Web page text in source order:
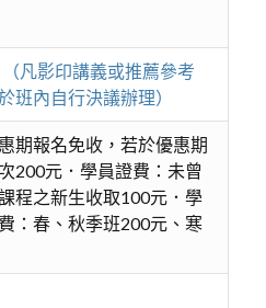
凡影印講義或推薦參考
班內自行決議辦理）
期報名免收，若於優惠期
200元．學員證費：未曾
程之新生收取100元．學
：春、秋季班200元、寒